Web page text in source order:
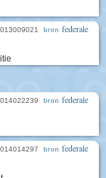
bron federale
bron federale
bron federale